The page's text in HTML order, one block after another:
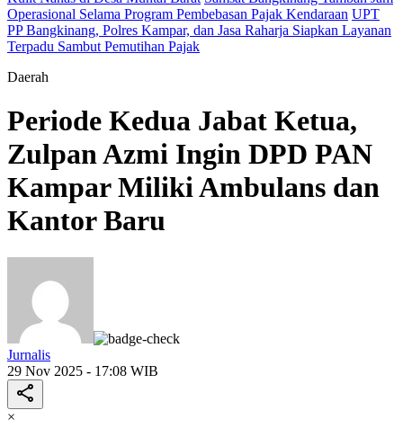
Operasional Selama Program Pembebasan Pajak Kendaraan UPT
PP Bangkinang, Polres Kampar, dan Jasa Raharja Siapkan Layanan
Terpadu Sambut Pemutihan Pajak
Daerah
Periode Kedua Jabat Ketua,
Zulpan Azmi Ingin DPD PAN
Kampar Miliki Ambulans dan
Kantor Baru
Jurnalis
29 Nov 2025 - 17:08 WIB
×